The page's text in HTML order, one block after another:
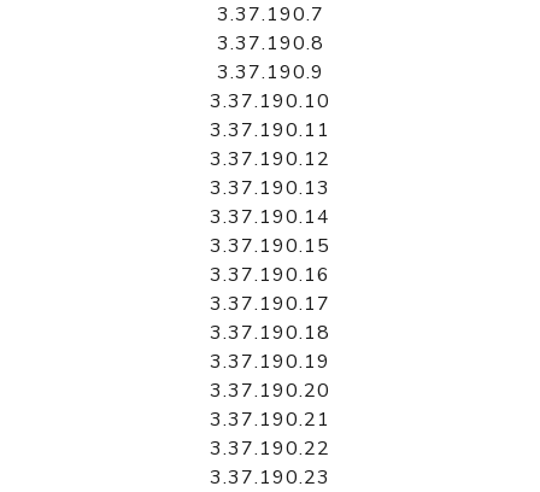
3.37.190.7
3.37.190.8
3.37.190.9
3.37.190.10
3.37.190.11
3.37.190.12
3.37.190.13
3.37.190.14
3.37.190.15
3.37.190.16
3.37.190.17
3.37.190.18
3.37.190.19
3.37.190.20
3.37.190.21
3.37.190.22
3.37.190.23